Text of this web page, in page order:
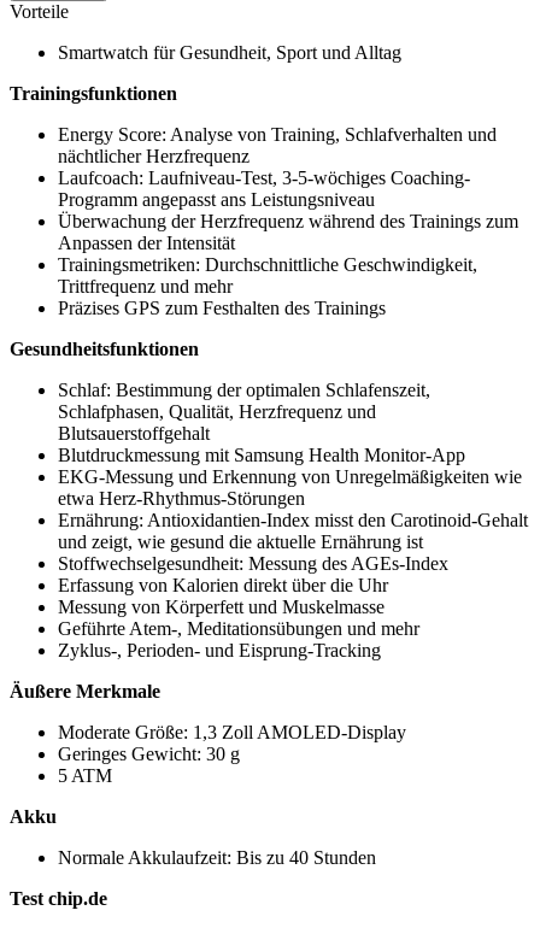
Vorteile
Smartwatch für Gesundheit, Sport und Alltag
Trainingsfunktionen
Energy Score: Analyse von Training, Schlafverhalten und
nächtlicher Herzfrequenz
Laufcoach: Laufniveau-Test, 3-5-wöchiges Coaching-
Programm angepasst ans Leistungsniveau
Überwachung der Herzfrequenz während des Trainings zum
Anpassen der Intensität
Trainingsmetriken: Durchschnittliche Geschwindigkeit,
Trittfrequenz und mehr
Präzises GPS zum Festhalten des Trainings
Gesundheitsfunktionen
Schlaf: Bestimmung der optimalen Schlafenszeit,
Schlafphasen, Qualität, Herzfrequenz und
Blutsauerstoffgehalt
Blutdruckmessung mit Samsung Health Monitor-App
EKG-Messung und Erkennung von Unregelmäßigkeiten wie
etwa Herz-Rhythmus-Störungen
Ernährung: Antioxidantien-Index misst den Carotinoid-Gehalt
und zeigt, wie gesund die aktuelle Ernährung ist
Stoffwechselgesundheit: Messung des AGEs-Index
Erfassung von Kalorien direkt über die Uhr
Messung von Körperfett und Muskelmasse
Geführte Atem-, Meditationsübungen und mehr
Zyklus-, Perioden- und Eisprung-Tracking
Äußere Merkmale
Moderate Größe: 1,3 Zoll AMOLED-Display
Geringes Gewicht: 30 g
5 ATM
Akku
Normale Akkulaufzeit: Bis zu 40 Stunden
Test chip.de